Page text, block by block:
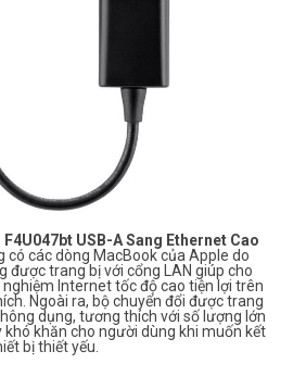
USB-A Sang Ethernet Cao
có các dòng MacBook của Apple do
được trang bị với cổng LAN giúp cho
Internet tốc độ cao tiện lợi trên
Ngoài ra, bộ chuyển đổi được trang
dụng, tương thích với số lượng lớn
khó khăn cho người dùng khi muốn kết
bị thiết yếu.